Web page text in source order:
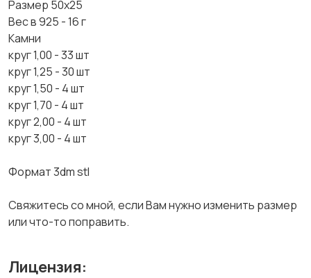
Размер 50х25
Вес в 925 - 16 г
Камни
круг 1,00 - 33 шт
круг 1,25 - 30 шт
круг 1,50 - 4 шт
круг 1,70 - 4 шт
круг 2,00 - 4 шт
круг 3,00 - 4 шт
Формат 3dm stl
Свяжитесь со мной, если Вам нужно изменить размер
или что-то поправить.
Лицензия: